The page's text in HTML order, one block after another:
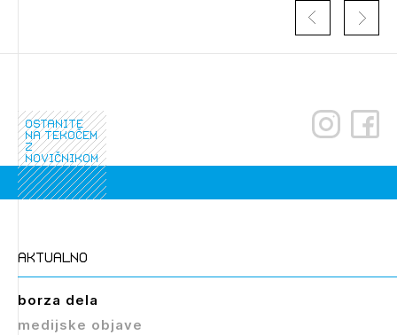
registriranim uporabnikom. Da lahko do nje
dostopate, se je potrebno prijaviti.
PRIJAVITE SE
ostanite
na tekočem
z
novičnikom
aktualno
borza dela
medijske objave